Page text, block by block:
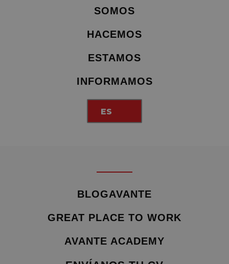
SOMOS
HACEMOS
ESTAMOS
INFORMAMOS
ES
BLOGAVANTE
GREAT PLACE TO WORK
AVANTE ACADEMY